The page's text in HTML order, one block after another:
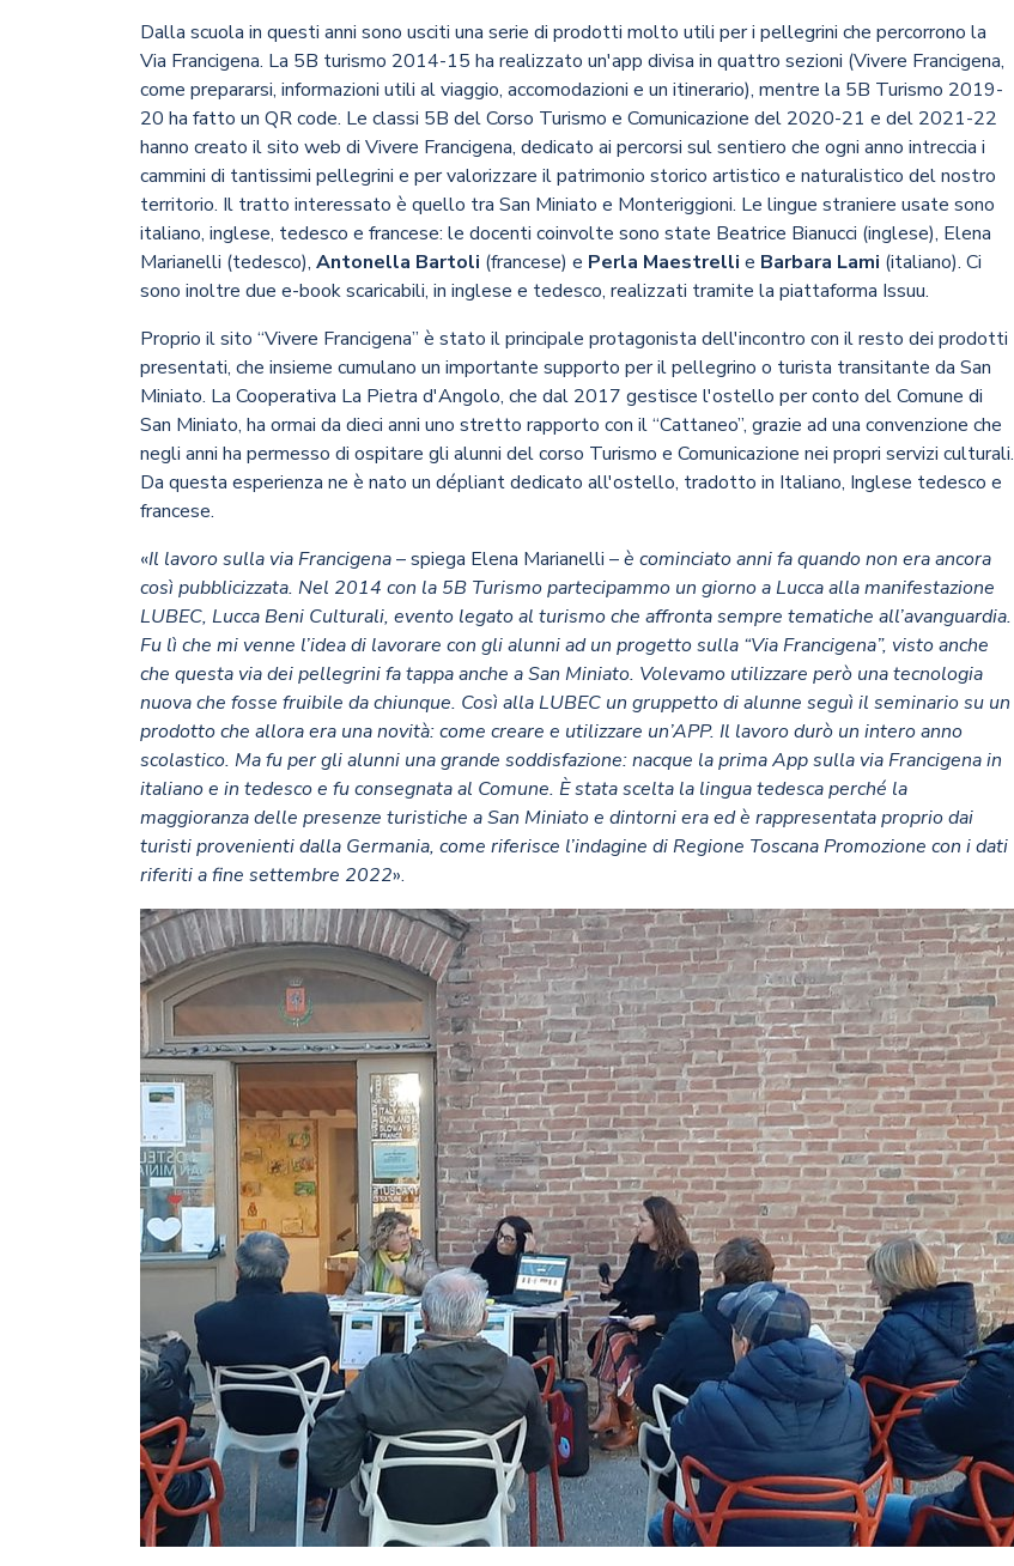
Dalla scuola in questi anni sono usciti una serie di prodotti molto utili per i pellegrini che percorrono la
Via Francigena. La 5B turismo 2014-15 ha realizzato un'app divisa in quattro sezioni (Vivere Francigena,
come prepararsi, informazioni utili al viaggio, accomodazioni e un itinerario), mentre la 5B Turismo 2019-
20 ha fatto un QR code. Le classi 5B del Corso Turismo e Comunicazione del 2020-21 e del 2021-22
hanno creato il sito web di Vivere Francigena, dedicato ai percorsi sul sentiero che ogni anno intreccia i
cammini di tantissimi pellegrini e per valorizzare il patrimonio storico artistico e naturalistico del nostro
territorio. Il tratto interessato è quello tra San Miniato e Monteriggioni. Le lingue straniere usate sono
italiano, inglese, tedesco e francese: le docenti coinvolte sono state Beatrice Bianucci (inglese), Elena
Marianelli (tedesco), Antonella Bartoli (francese) e Perla Maestrelli e Barbara Lami (italiano). Ci
sono inoltre due e-book scaricabili, in inglese e tedesco, realizzati tramite la piattaforma Issuu.
Proprio il sito “Vivere Francigena” è stato il principale protagonista dell'incontro con il resto dei prodotti
presentati, che insieme cumulano un importante supporto per il pellegrino o turista transitante da San
Miniato. La Cooperativa La Pietra d'Angolo, che dal 2017 gestisce l'ostello per conto del Comune di
San Miniato, ha ormai da dieci anni uno stretto rapporto con il “Cattaneo”, grazie ad una convenzione che
negli anni ha permesso di ospitare gli alunni del corso Turismo e Comunicazione nei propri servizi culturali.
Da questa esperienza ne è nato un dépliant dedicato all'ostello, tradotto in Italiano, Inglese tedesco e
francese.
«Il lavoro sulla via Francigena– spiega Elena Marianelli –è cominciato anni fa quando non era ancora
così pubblicizzata. Nel 2014 con la 5B Turismo partecipammo un giorno a Lucca alla manifestazione
LUBEC, Lucca Beni Culturali, evento legato al turismo che affronta sempre tematiche all’avanguardia.
Fu lì che mi venne l’idea di lavorare con gli alunni ad un progetto sulla “Via Francigena”, visto anche
che questa via dei pellegrini fa tappa anche a San Miniato. Volevamo utilizzare però una tecnologia
nuova che fosse fruibile da chiunque. Così alla LUBEC un gruppetto di alunne seguì il seminario su un
prodotto che allora era una novità: come creare e utilizzare un’APP. Il lavoro durò un intero anno
scolastico. Ma fu per gli alunni una grande soddisfazione: nacque la prima App sulla via Francigena in
italiano e in tedesco e fu consegnata al Comune. È stata scelta la lingua tedesca perché la
maggioranza delle presenze turistiche a San Miniato e dintorni era ed è rappresentata proprio dai
turisti provenienti dalla Germania, come riferisce l’indagine di Regione Toscana Promozione con i dati
riferiti a fine settembre 2022».